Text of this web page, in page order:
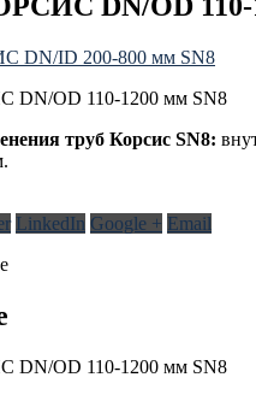
DN/OD 110-
DN/ID 200-800 мм SN8
DN/OD 110-1200 мм SN8
труб Корсис SN8:
LinkedIn Google + Email
DN/OD 110-1200 мм SN8